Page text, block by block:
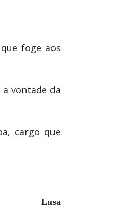
foge aos
vontade da
cargo que
Lusa